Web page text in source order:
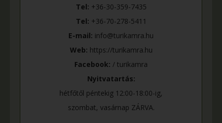
Tel: +36-30-359-7435
Tel: +36-70-278-5411
E-mail: info@turikamra.hu
Web: https://turikamra.hu
Facebook: / turikamra
Nyitvatartás:
hétfőtől péntekig 12:00-18:00-ig,
szombat, vasárnap ZÁRVA.